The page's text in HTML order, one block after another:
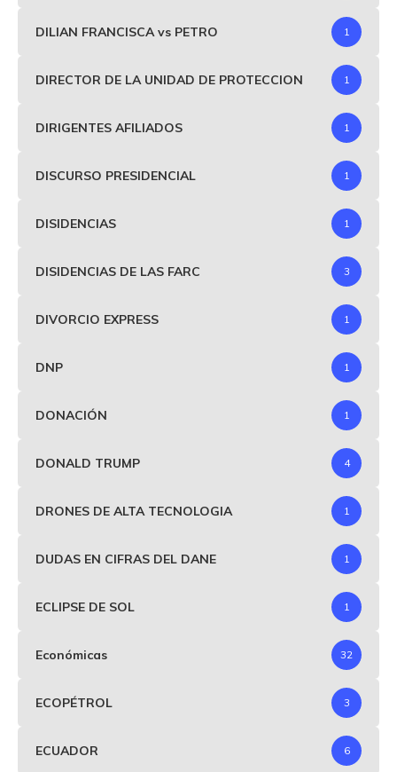
DILIAN FRANCISCA vs PETRO 1
DIRECTOR DE LA UNIDAD DE PROTECCION 1
DIRIGENTES AFILIADOS 1
DISCURSO PRESIDENCIAL 1
DISIDENCIAS 1
DISIDENCIAS DE LAS FARC 3
DIVORCIO EXPRESS 1
DNP 1
DONACIÓN 1
DONALD TRUMP 4
DRONES DE ALTA TECNOLOGIA 1
DUDAS EN CIFRAS DEL DANE 1
ECLIPSE DE SOL 1
Económicas 32
ECOPÉTROL 3
ECUADOR 6